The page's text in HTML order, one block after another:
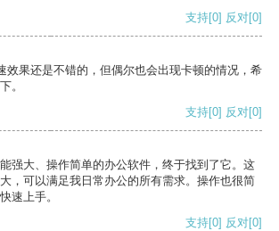
支持[0] 反对[0]
效果还是不错的，但偶尔也会出现卡顿的情况，希
。
支持[0] 反对[0]
强大、操作简单的办公软件，终于找到了它。这
，可以满足我日常办公的所有需求。操作也很简
速上手。
支持[0] 反对[0]